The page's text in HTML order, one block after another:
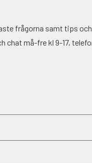
frågorna samt tips
må-fre kl 9-17,